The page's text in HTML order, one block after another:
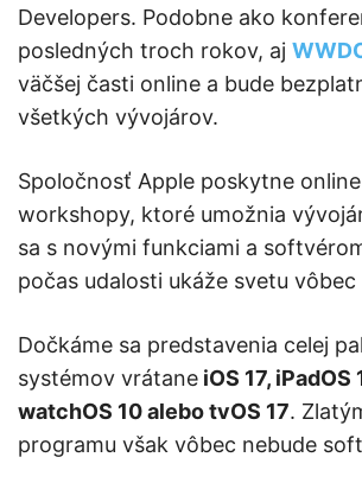
Developers. Podobne ako
posledných troch rokov, aj
väčšej časti online a bude
všetkých vývojárov.
Spoločnosť Apple poskytne
workshopy, ktoré umožnia
sa s novými funkciami a
počas udalosti ukáže svetu
Dočkáme sa predstavenia celej
systémov vrátane iOS 17, iPadOS
watchOS 10 alebo tvOS 17.
programu však vôbec nebude